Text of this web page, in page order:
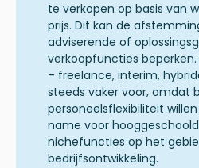
te verkopen op basis van
prijs. Dit kan de
adviserende of
verkoopfuncties
– freelance, interim,
steeds vaker voor, omdat
personeelsflexibiliteit
name voor
nichefuncties op het
bedrijfsontwikkeling.